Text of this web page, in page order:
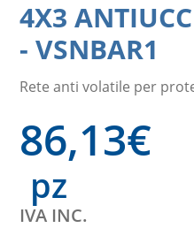
4X3
-VSNBAR1
Rete anti volatile per
86,13€
pz
IVA INC.